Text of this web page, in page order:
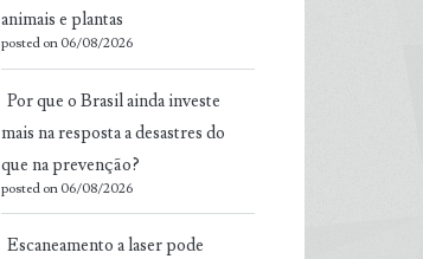
animais e plantas
posted on 06/08/2026
Por que o Brasil ainda investe
mais na resposta a desastres do
que na prevenção?
posted on 06/08/2026
Escaneamento a laser pode